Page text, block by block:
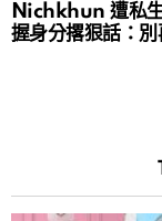
Nichkhun 遭私
握身分撂狠話：別